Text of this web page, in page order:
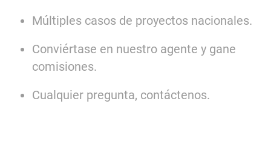
Múltiples casos de proyectos nacionales.
Conviértase en nuestro agente y gane
comisiones.
Cualquier pregunta, contáctenos.